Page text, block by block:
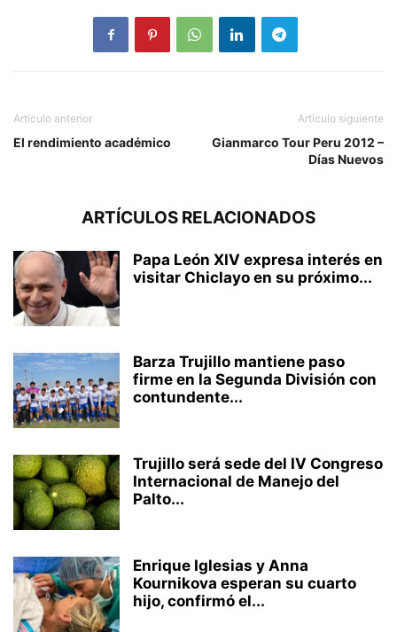
Artículo anterior
El rendimiento académico
Artículo siguiente
Gianmarco Tour Peru 2012 –
Días Nuevos
ARTÍCULOS RELACIONADOS
Papa León XIV expresa interés en
visitar Chiclayo en su próximo...
Barza Trujillo mantiene paso
firme en la Segunda División con
contundente...
Trujillo será sede del IV Congreso
Internacional de Manejo del
Palto...
Enrique Iglesias y Anna
Kournikova esperan su cuarto
hijo, confirmó el...